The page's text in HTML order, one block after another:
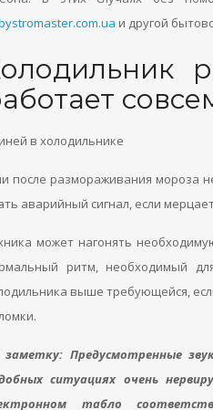
и другой
после размораживания мороза
аварийный сигнал, если
может нагонять
ритм, необходимый
выше требующейся,
заметку: Предусмотренные
ситуациях очень
табло